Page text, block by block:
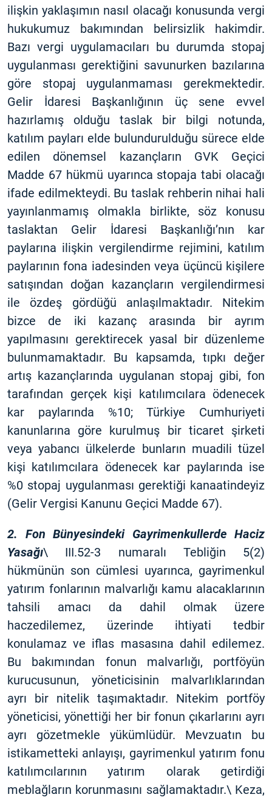
ilişkin yaklaşımın nasıl olacağı konusunda vergi
hukukumuz bakımından belirsizlik hakimdir.
Bazı vergi uygulamacıları bu durumda stopaj
uygulanması gerektiğini savunurken bazılarına
göre stopaj uygulanmaması gerekmektedir.
Gelir İdaresi Başkanlığının üç sene evvel
hazırlamış olduğu taslak bir bilgi notunda,
katılım payları elde bulundurulduğu sürece elde
edilen dönemsel kazançların GVK Geçici
Madde 67 hükmü uyarınca stopaja tabi olacağı
ifade edilmekteydi. Bu taslak rehberin nihai hali
yayınlanmamış olmakla birlikte, söz konusu
taslaktan Gelir İdaresi Başkanlığı’nın kar
paylarına ilişkin vergilendirme rejimini, katılım
paylarının fona iadesinden veya üçüncü kişilere
satışından doğan kazançların vergilendirmesi
ile özdeş gördüğü anlaşılmaktadır. Nitekim
bizce de iki kazanç arasında bir ayrım
yapılmasını gerektirecek yasal bir düzenleme
bulunmamaktadır. Bu kapsamda, tıpkı değer
artış kazançlarında uygulanan stopaj gibi, fon
tarafından gerçek kişi katılımcılara ödenecek
kar paylarında %10; Türkiye Cumhuriyeti
kanunlarına göre kurulmuş bir ticaret şirketi
veya yabancı ülkelerde bunların muadili tüzel
kişi katılımcılara ödenecek kar paylarında ise
%0 stopaj uygulanması gerektiği kanaatindeyiz
(Gelir Vergisi Kanunu Geçici Madde 67).
2. Fon Bünyesindeki Gayrimenkullerde Haciz
Yasağı\ III.52-3 numaralı Tebliğin 5(2)
hükmünün son cümlesi uyarınca, gayrimenkul
yatırım fonlarının malvarlığı kamu alacaklarının
tahsili amacı da dahil olmak üzere
haczedilemez, üzerinde ihtiyati tedbir
konulamaz ve iflas masasına dahil edilemez.
Bu bakımından fonun malvarlığı, portföyün
kurucusunun, yöneticisinin malvarlıklarından
ayrı bir nitelik taşımaktadır. Nitekim portföy
yöneticisi, yönettiği her bir fonun çıkarlarını ayrı
ayrı gözetmekle yükümlüdür. Mevzuatın bu
istikametteki anlayışı, gayrimenkul yatırım fonu
katılımcılarının yatırım olarak getirdiği
meblağların korunmasını sağlamaktadır.\ Keza,